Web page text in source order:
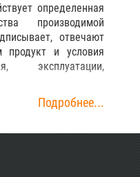
определенная
производимой
отвечают
продукт и условия
эксплуатации,
Подробнее...